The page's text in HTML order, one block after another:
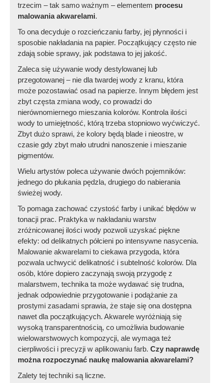
trzecim – tak samo ważnym – elementem procesu
malowania akwarelami.
To ona decyduje o rozcieńczaniu farby, jej płynności i
sposobie nakładania na papier. Początkujący często nie
zdają sobie sprawy, jak podstawa to jej jakość.
Zaleca się używanie wody destylowanej lub
przegotowanej – nie dla twardej wody z kranu, która
może pozostawiać osad na papierze. Innym błędem jest
zbyt częsta zmiana wody, co prowadzi do
nierównomiernego mieszania kolorów. Kontrola ilości
wody to umiejętność, którą trzeba stopniowo wyćwiczyć.
Zbyt dużo sprawi, że kolory będą blade i nieostre, w
czasie gdy zbyt mało utrudni nanoszenie i mieszanie
pigmentów.
Wielu artystów poleca używanie dwóch pojemników:
jednego do płukania pędzla, drugiego do nabierania
świeżej wody.
To pomaga zachować czystość farby i unikać błędów w
tonacji prac. Praktyka w nakładaniu warstw
zróżnicowanej ilości wody pozwoli uzyskać piękne
efekty: od delikatnych półcieni po intensywne nasycenia.
Malowanie akwarelami to ciekawa przygoda, która
pozwala uchwycić delikatność i subtelność kolorów. Dla
osób, które dopiero zaczynają swoją przygodę z
malarstwem, technika ta może wydawać się trudna,
jednak odpowiednie przygotowanie i podążanie za
prostymi zasadami sprawia, że staje się ona dostępna
nawet dla początkujących. Akwarele wyróżniają się
wysoką transparentnością, co umożliwia budowanie
wielowarstwowych kompozycji, ale wymaga też
cierpliwości i precyzji w aplikowaniu farb.Czy naprawdę
można rozpoczynać naukę malowania akwarelami?
Zalety tej techniki są liczne.